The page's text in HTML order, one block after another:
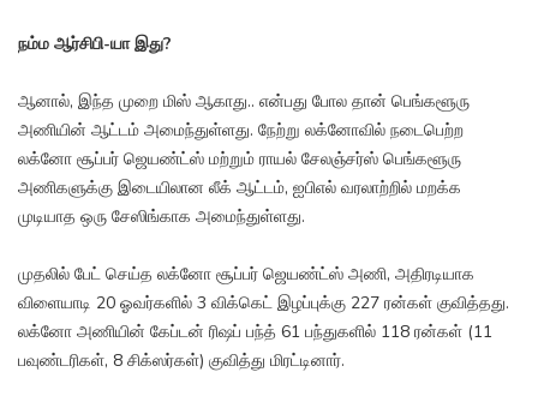
நம்ம ஆர்சிபி-யா இது?
ஆனால், இந்த முறை மிஸ் ஆகாது.. என்பது போல தான் பெங்களூரு
அணியின் ஆட்டம் அமைந்துள்ளது. நேற்று லக்னோவில் நடைபெற்ற
லக்னோ சூப்பர் ஜெயண்ட்ஸ் மற்றும் ராயல் சேலஞ்சர்ஸ் பெங்களூரு
அணிகளுக்கு இடையிலான லீக் ஆட்டம், ஐபிஎல் வரலாற்றில் மறக்க
முடியாத ஒரு சேஸிங்காக அமைந்துள்ளது.
முதலில் பேட் செய்த லக்னோ சூப்பர் ஜெயண்ட்ஸ் அணி, அதிரடியாக
விளையாடி 20 ஓவர்களில் 3 விக்கெட் இழப்புக்கு 227 ரன்கள் குவித்தது.
லக்னோ அணியின் கேப்டன் ரிஷப் பந்த் 61 பந்துகளில் 118 ரன்கள் (11
பவுண்டரிகள், 8 சிக்ஸர்கள்) குவித்து மிரட்டினார்.